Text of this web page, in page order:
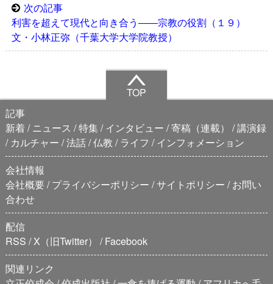
次の記事
利害を超えて現代と向き合う――宗教の役割（１９）
文・小林正弥（千葉大学大学院教授）
TOP
記事
新着
ニュース 特集 インタビュー 寄稿（連載）
講演録
カルチャー 法話 仏教 ライフ
インフォメーション
会社情報
会社概要 プライバシーポリシー サイトポリシー
お問い
合わせ
配信
RSS X（旧Twitter）
Facebook
関連リンク